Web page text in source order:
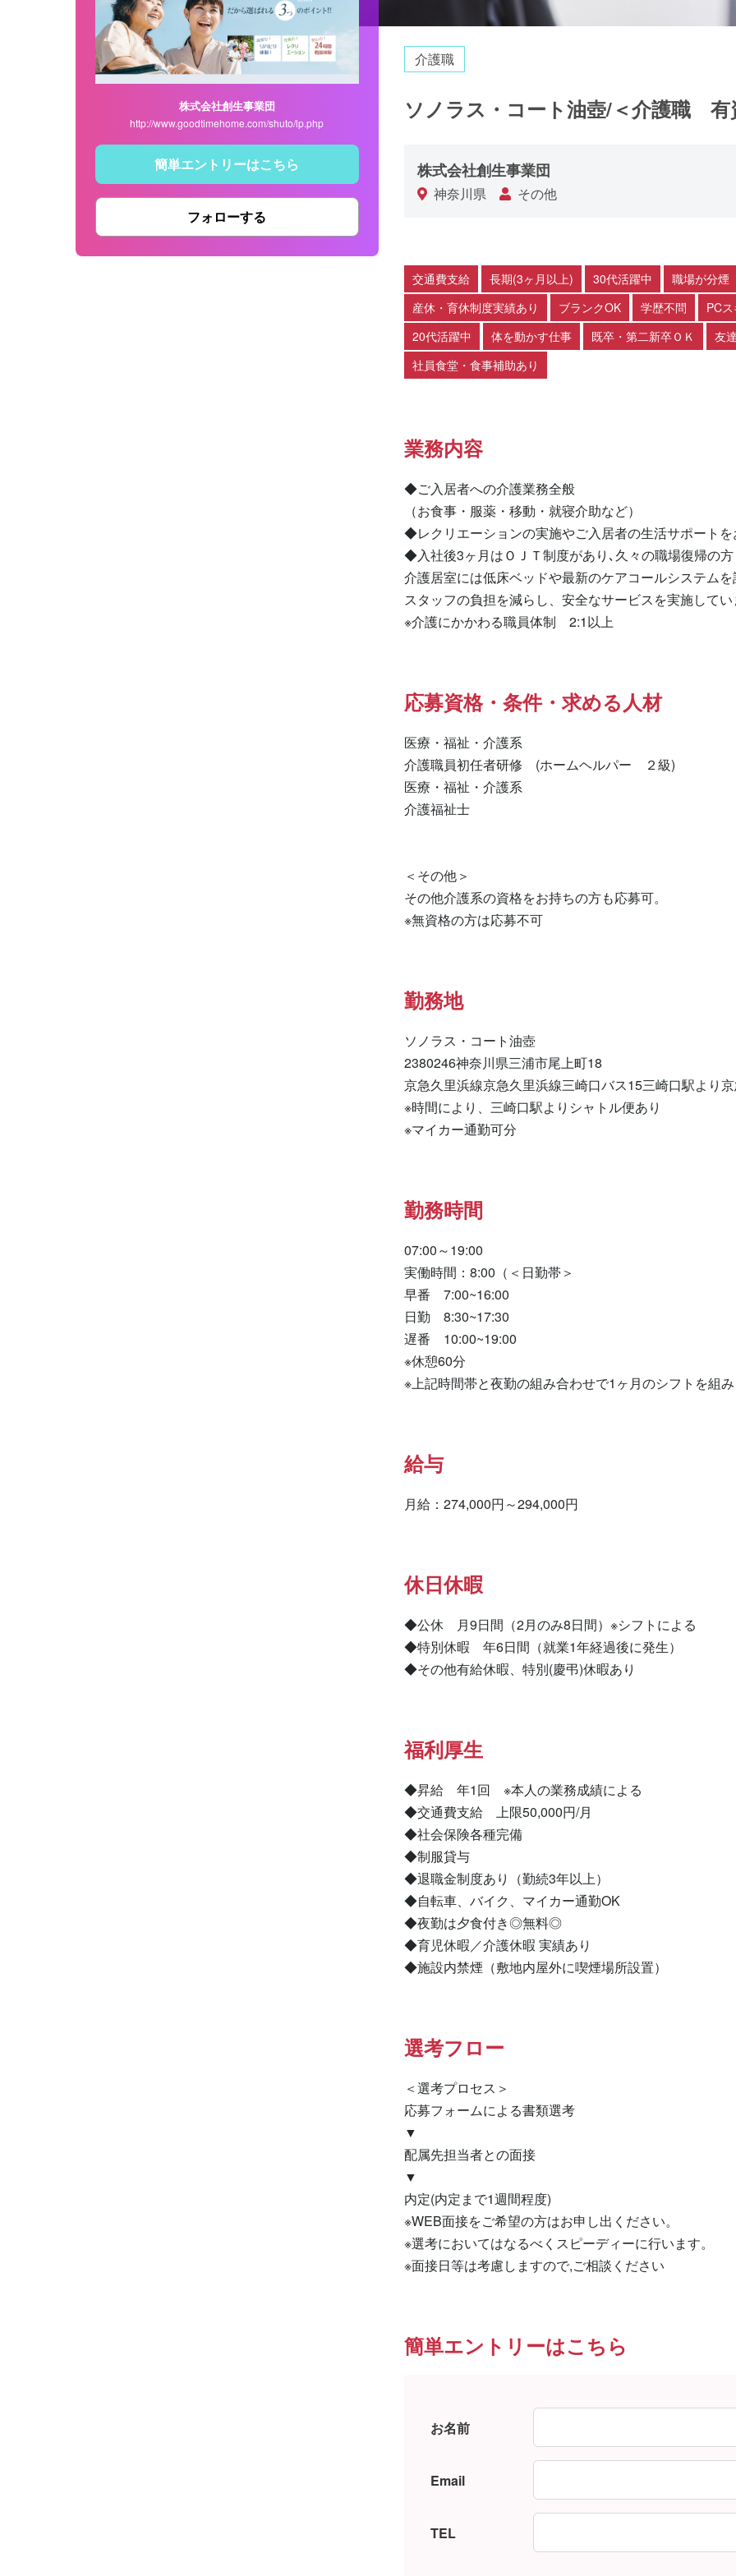
株式会社創生事業団
http://www.goodtimehome.com/shuto/lp.php
簡単エントリーはこちら
フォローする
介護職
ソノラス・コート油壺/＜介護職 有
株式会社創生事業団
神奈川県 その他
交通費支給 長期(3ヶ月以上) 30代活躍中
職場が分煙
産休・育休制度実績あり
ブランクOK 学歴不問
PC
20代活躍中
体を動かす仕事 既卒・第二新卒ＯＫ
友
社員食堂・食事補助あり
業務内容
◆ご入居者への介護業務全般
（お食事・服薬・移動・就寝介助など）
◆レクリエーションの実施やご入居者の生活サポート
◆入社後3ヶ月はＯＪＴ制度があり､久々の職場復帰の
介護居室には低床ベッドや最新のケアコールシステム
スタッフの負担を減らし、安全なサービスを実施して
※介護にかかわる職員体制　2:1以上
応募資格・条件・求める人材
医療・福祉・介護系
介護職員初任者研修　(ホームヘルパー　２級)
医療・福祉・介護系
介護福祉士
＜その他＞
その他介護系の資格をお持ちの方も応募可。
※無資格の方は応募不可
勤務地
ソノラス・コート油壺
2380246神奈川県三浦市尾上町18
京急久里浜線京急久里浜線三崎口バス15三崎口駅より
※時間により、三崎口駅よりシャトル便あり
※マイカー通勤可分
勤務時間
07:00～19:00
実働時間：8:00（＜日勤帯＞
早番　7:00~16:00
日勤　8:30~17:30
遅番　10:00~19:00
※休憩60分
※上記時間帯と夜勤の組み合わせで1ヶ月のシフトを組
給与
月給：274,000円～294,000円
休日休暇
◆公休　月9日間（2月のみ8日間）※シフトによる
◆特別休暇　年6日間（就業1年経過後に発生）
◆その他有給休暇、特別(慶弔)休暇あり
福利厚生
◆昇給　年1回　※本人の業務成績による
◆交通費支給　上限50,000円/月
◆社会保険各種完備
◆制服貸与
◆退職金制度あり（勤続3年以上）
◆自転車、バイク、マイカー通勤OK
◆夜勤は夕食付き◎無料◎
◆育児休暇／介護休暇 実績あり
◆施設内禁煙（敷地内屋外に喫煙場所設置）
選考フロー
＜選考プロセス＞
応募フォームによる書類選考
▼
配属先担当者との面接
▼
内定(内定まで1週間程度)
※WEB面接をご希望の方はお申し出ください。
※選考においてはなるべくスピーディーに行います。
※面接日等は考慮しますので,ご相談ください
簡単エントリーはこちら
お名前
Email
TEL